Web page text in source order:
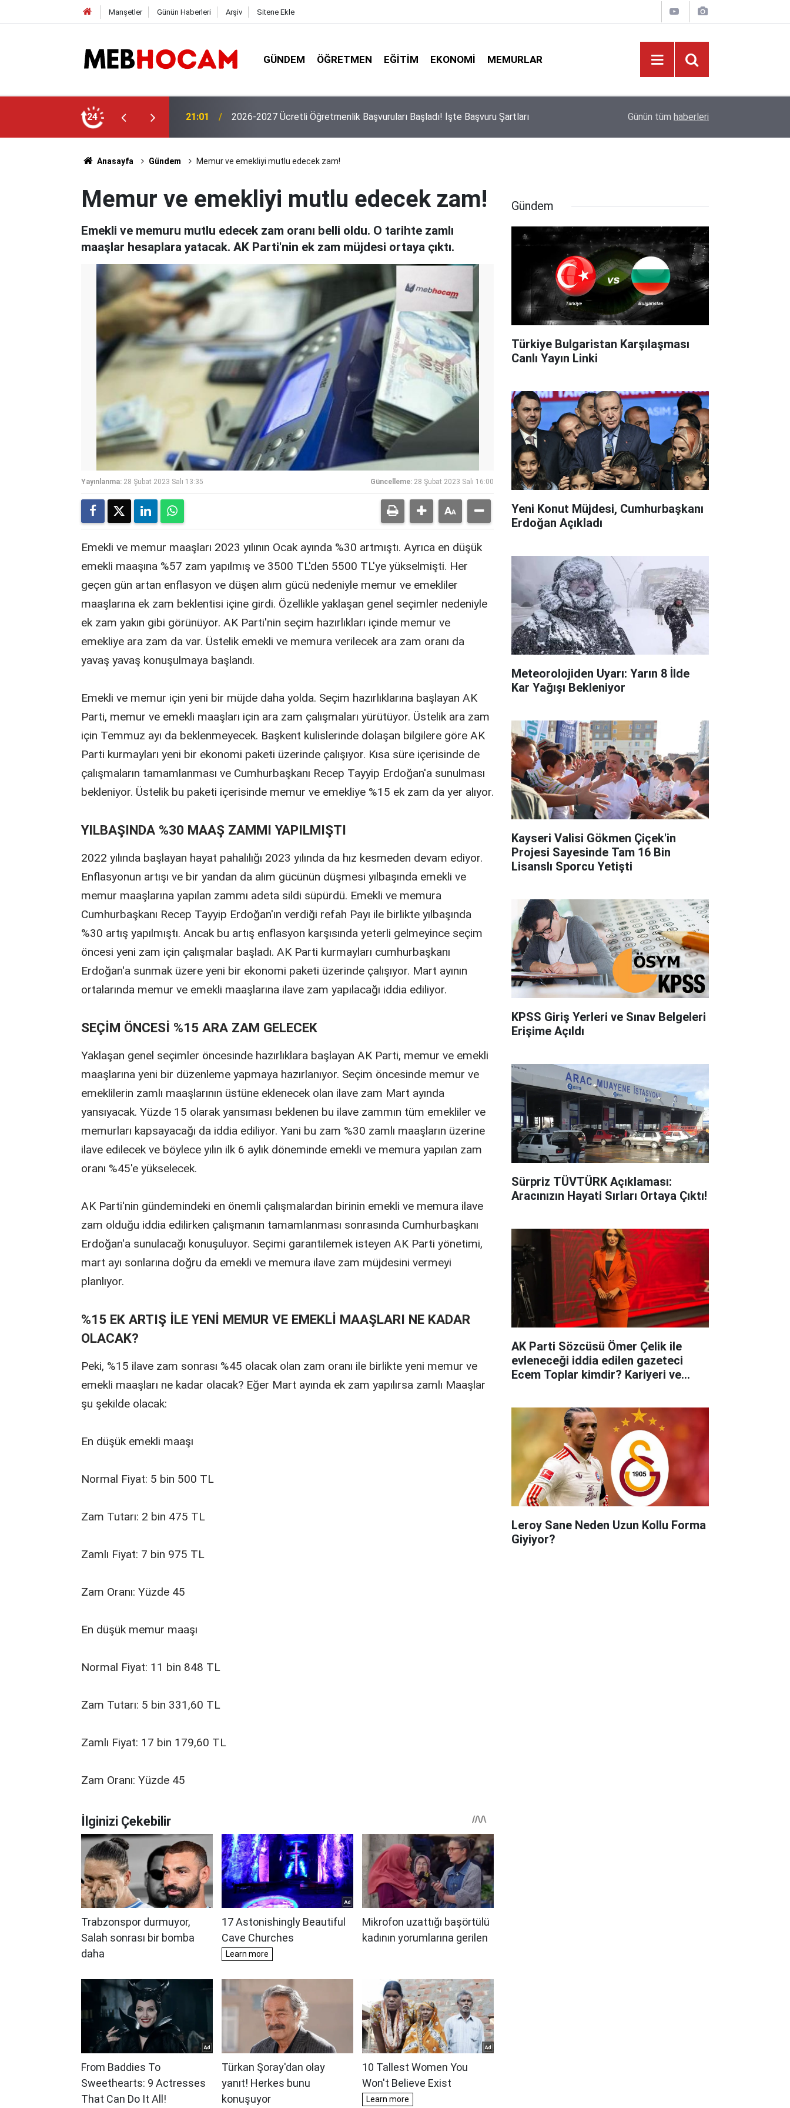
Manşetler Günün Haberleri Arşiv Sitene Ekle
GÜNDEM ÖĞRETMEN EĞITIM EKONOMI MEMURLAR
24
Başladı! İşte Başvuru Şartları 19:02 MEB'den Yeni Ücretli Öğretmen Açıklaması Günün tüm haberleri
Anasayfa Gündem Memur ve emekliyi mutlu edecek zam!
Memur ve emekliyi mutlu edecek zam!
Emekli ve memuru mutlu edecek zam oranı belli oldu. O tarihte zamlı
maaşlar hesaplara yatacak. AK Parti'nin ek zam müjdesi ortaya çıktı.
Yayınlanma: 28 Şubat 2023 Salı 13:35 Güncelleme: 28 Şubat 2023 Salı 16:00
Emekli ve memur maaşları 2023 yılının Ocak ayında %30 artmıştı. Ayrıca en düşük
emekli maaşına %57 zam yapılmış ve 3500 TL'den 5500 TL'ye yükselmişti. Her
geçen gün artan enflasyon ve düşen alım gücü nedeniyle memur ve emekliler
maaşlarına ek zam beklentisi içine girdi. Özellikle yaklaşan genel seçimler nedeniyle
ek zam yakın gibi görünüyor. AK Parti'nin seçim hazırlıkları içinde memur ve
emekliye ara zam da var. Üstelik emekli ve memura verilecek ara zam oranı da
yavaş yavaş konuşulmaya başlandı.
Emekli ve memur için yeni bir müjde daha yolda. Seçim hazırlıklarına başlayan AK
Parti, memur ve emekli maaşları için ara zam çalışmaları yürütüyor. Üstelik ara zam
için Temmuz ayı da beklenmeyecek. Başkent kulislerinde dolaşan bilgilere göre AK
Parti kurmayları yeni bir ekonomi paketi üzerinde çalışıyor. Kısa süre içerisinde de
çalışmaların tamamlanması ve Cumhurbaşkanı Recep Tayyip Erdoğan'a sunulması
bekleniyor. Üstelik bu paketi içerisinde memur ve emekliye %15 ek zam da yer alıyor.
YILBAŞINDA %30 MAAŞ ZAMMI YAPILMIŞTI
2022 yılında başlayan hayat pahalılığı 2023 yılında da hız kesmeden devam ediyor.
Enflasyonun artışı ve bir yandan da alım gücünün düşmesi yılbaşında emekli ve
memur maaşlarına yapılan zammı adeta sildi süpürdü. Emekli ve memura
Cumhurbaşkanı Recep Tayyip Erdoğan'ın verdiği refah Payı ile birlikte yılbaşında
%30 artış yapılmıştı. Ancak bu artış enflasyon karşısında yeterli gelmeyince seçim
öncesi yeni zam için çalışmalar başladı. AK Parti kurmayları cumhurbaşkanı
Erdoğan'a sunmak üzere yeni bir ekonomi paketi üzerinde çalışıyor. Mart ayının
ortalarında memur ve emekli maaşlarına ilave zam yapılacağı iddia ediliyor.
SEÇİM ÖNCESİ %15 ARA ZAM GELECEK
Yaklaşan genel seçimler öncesinde hazırlıklara başlayan AK Parti, memur ve emekli
maaşlarına yeni bir düzenleme yapmaya hazırlanıyor. Seçim öncesinde memur ve
emeklilerin zamlı maaşlarının üstüne eklenecek olan ilave zam Mart ayında
yansıyacak. Yüzde 15 olarak yansıması beklenen bu ilave zammın tüm emekliler ve
memurları kapsayacağı da iddia ediliyor. Yani bu zam %30 zamlı maaşların üzerine
ilave edilecek ve böylece yılın ilk 6 aylık döneminde emekli ve memura yapılan zam
oranı %45'e yükselecek.
AK Parti'nin gündemindeki en önemli çalışmalardan birinin emekli ve memura ilave
zam olduğu iddia edilirken çalışmanın tamamlanması sonrasında Cumhurbaşkanı
Erdoğan'a sunulacağı konuşuluyor. Seçimi garantilemek isteyen AK Parti yönetimi,
mart ayı sonlarına doğru da emekli ve memura ilave zam müjdesini vermeyi
planlıyor.
%15 EK ARTIŞ İLE YENİ MEMUR VE EMEKLİ MAAŞLARI NE KADAR
OLACAK?
Peki, %15 ilave zam sonrası %45 olacak olan zam oranı ile birlikte yeni memur ve
emekli maaşları ne kadar olacak? Eğer Mart ayında ek zam yapılırsa zamlı Maaşlar
şu şekilde olacak:
En düşük emekli maaşı
Normal Fiyat: 5 bin 500 TL
Zam Tutarı: 2 bin 475 TL
Zamlı Fiyat: 7 bin 975 TL
Zam Oranı: Yüzde 45
En düşük memur maaşı
Normal Fiyat: 11 bin 848 TL
Zam Tutarı: 5 bin 331,60 TL
Zamlı Fiyat: 17 bin 179,60 TL
Zam Oranı: Yüzde 45
Gündem
Türkiye Bulgaristan Karşılaşması
Canlı Yayın Linki
Yeni Konut Müjdesi, Cumhurbaşkanı
Erdoğan Açıkladı
Meteorolojiden Uyarı: Yarın 8 İlde
Kar Yağışı Bekleniyor
Kayseri Valisi Gökmen Çiçek'in
Projesi Sayesinde Tam 16 Bin
Lisanslı Sporcu Yetişti
KPSS Giriş Yerleri ve Sınav Belgeleri
Erişime Açıldı
Sürpriz TÜVTÜRK Açıklaması:
Aracınızın Hayati Sırları Ortaya Çıktı!
AK Parti Sözcüsü Ömer Çelik ile
evleneceği iddia edilen gazeteci
Ecem Toplar kimdir? Kariyeri ve
Leroy Sane Neden Uzun Kollu Forma
Giyiyor?